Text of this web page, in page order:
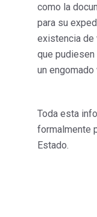
como la
para su
existencia de
que
un engomado
Toda esta
formalmente
Estado.